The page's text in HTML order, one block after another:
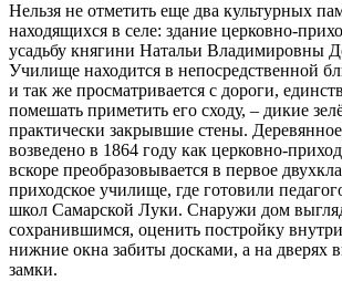
Нельзя не отметить еще два культурных
находящихся в селе: здание церковно-
усадьбу княгини Натальи Владимировны
Училище находится в непосредственной
и так же просматривается с дороги,
помешать приметить его сходу, – дикие
практически закрывшие стены.
возведено в 1864 году как церковно-
вскоре преобразовывается в первое
приходское училище, где готовили
школ Самарской Луки. Снаружи дом
сохранившимся, оценить постройку
нижние окна забиты досками, а на дверях
замки.